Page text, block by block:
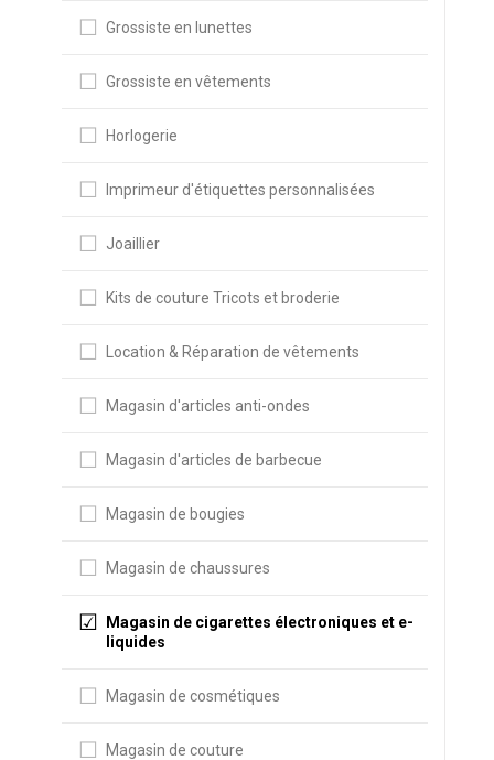
Grossiste en lunettes
Grossiste en vêtements
Horlogerie
Imprimeur d'étiquettes personnalisées
Joaillier
Kits de couture Tricots et broderie
Location & Réparation de vêtements
Magasin d'articles anti-ondes
Magasin d'articles de barbecue
Magasin de bougies
Magasin de chaussures
Magasin de cigarettes électroniques et e-
liquides
Magasin de cosmétiques
Magasin de couture